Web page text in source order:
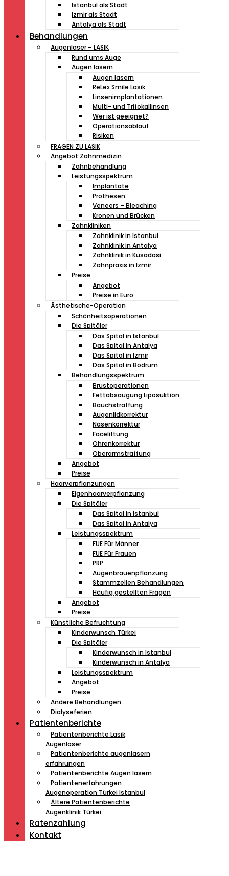
Istanbul als Stadt
Izmir als Stadt
Antalya als Stadt
Behandlungen
Augenlaser – LASIK
Rund ums Auge
Augen lasern
Augen lasern
ReLex Smile Lasik
Linsenimplantationen
Multi- und Trifokallinsen
Wer ist geeignet?
Operationsablauf
Risiken
FRAGEN ZU LASIK
Angebot Zahnmedizin
Zahnbehandlung
Leistungsspektrum
Implantate
Prothesen
Veneers – Bleaching
Kronen und Brücken
Zahnkliniken
Zahnklinik in Istanbul
Zahnklinik in Antalya
Zahnklinik in Kusadasi
Zahnpraxis in Izmir
Preise
Angebot
Preise in Euro
Ästhetische-Operation
Schönheitsoperationen
Die Spitäler
Das Spital in Istanbul
Das Spital in Antalya
Das Spital in Izmir
Das Spital in Bodrum
Behandlungsspektrum
Brustoperationen
Fettabsaugung Liposuktion
Bauchstraffung
Augenlidkorrektur
Nasenkorrektur
Faceliftung
Ohrenkorrektur
Oberarmstraffung
Angebot
Preise
Haarverpflanzungen
Eigenhaarverpflanzung
Die Spitäler
Das Spital in Istanbul
Das Spital in Antalya
Leistungsspektrum
FUE Für Männer
FUE Für Frauen
PRP
Augenbrauenpflanzung
Stammzellen Behandlungen
Häufig gestellten Fragen
Angebot
Preise
Künstliche Befruchtung
Kinderwunsch Türkei
Die Spitäler
Kinderwunsch in Istanbul
Kinderwunsch in Antalya
Leistungsspektrum
Angebot
Preise
Andere Behandlungen
Dialyseferien
Patientenberichte
Patientenberichte Lasik
Augenlaser
Patientenberichte augenlasern
erfahrungen
Patientenberichte Augen lasern
Patientenerfahrungen
Augenoperation Türkei Istanbul
Ältere Patientenberichte
Augenklinik Türkei
Ratenzahlung
Kontakt